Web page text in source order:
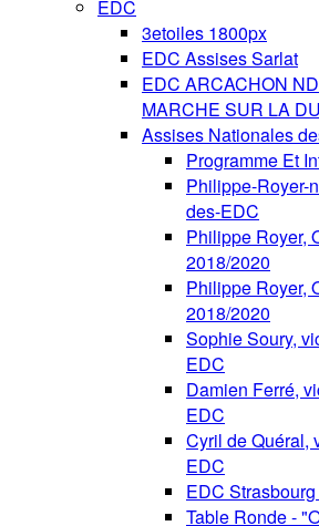
EDC
3etoiles 1800px
EDC Assises Sarlat
EDC ARCACHON
MARCHE SUR LA
Assises Nationales
Programme Et
Philippe-Royer-
des-EDC
Philippe Royer,
2018/2020
Philippe Royer,
2018/2020
Sophie Soury,
EDC
Damien Ferré,
EDC
Cyril de Quéral,
EDC
EDC
Table Ronde -